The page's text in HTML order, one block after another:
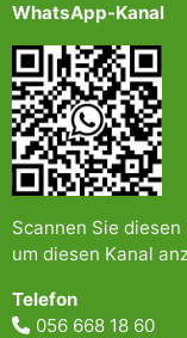
WhatsApp-Kanal
Scannen Sie
um diesen Kanal
Telefon
056 668 18 60